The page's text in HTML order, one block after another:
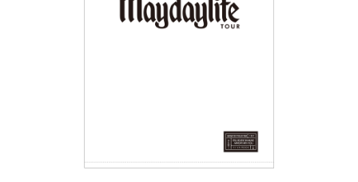
每筆NT$65，滿NT$1,000(含以上)免運費